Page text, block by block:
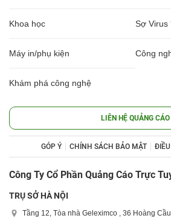
Khoa học Sợ Virus
Máy in/phụ kiện Công
Khám phá công nghệ
LIÊN HỆ QUẢNG CÁO
GÓP Ý CHÍNH SÁCH BẢO MẬT
Công Ty Cổ Phần Quảng Cáo Trực
TRỤ SỞ HÀ NỘI
Tầng 12, Tòa nhà Geleximco , 36 Hoàng